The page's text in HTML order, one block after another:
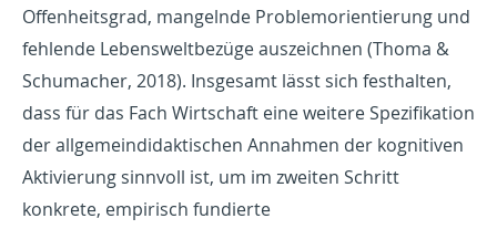
Offenheitsgrad, mangelnde Problemorientierung und
fehlende Lebensweltbezüge auszeichnen (Thoma &
Schumacher, 2018). Insgesamt lässt sich festhalten,
dass für das Fach Wirtschaft eine weitere Spezifikation
der allgemeindidaktischen Annahmen der kognitiven
Aktivierung sinnvoll ist, um im zweiten Schritt
konkrete, empirisch fundierte